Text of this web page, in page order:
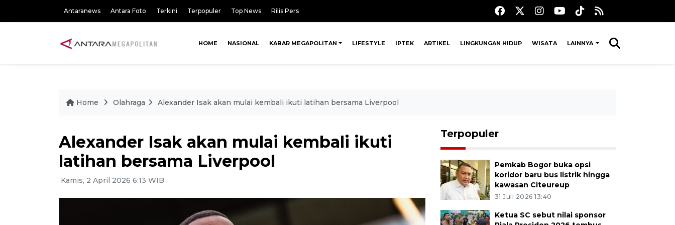
Antaranews Antara Foto Terkini Terpopuler Top News Rilis Pers
HOME NASIONAL KABAR MEGAPOLITAN LIFESTYLE IPTEK ARTIKEL LINGKUNGAN HIDUP WISATA LAINNYA
Home Olahraga Alexander Isak akan mulai kembali ikuti latihan bersama Liverpool
Alexander Isak akan mulai kembali ikuti
latihan bersama Liverpool
Kamis, 2 April 2026 6:13 WIB
Terpopuler
Pemkab Bogor buka opsi
koridor baru bus listrik hingga
kawasan Citeureup
31 Juli 2026 13:40
Ketua SC sebut nilai sponsor